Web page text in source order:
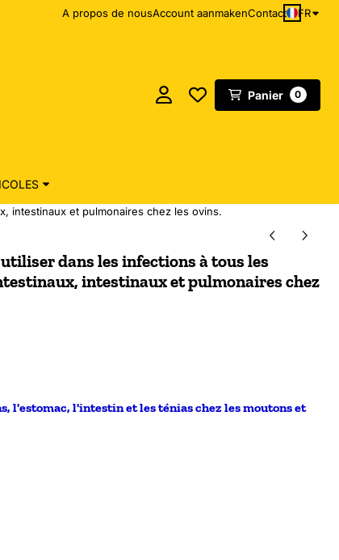
A propos de nousAccount aanmakenContact FR
Panier 0
intestinaux et pulmonaires chez les ovins.
dans les infections à tous les
intestinaux et pulmonaires chez
l'estomac, l'intestin et les ténias chez les moutons et